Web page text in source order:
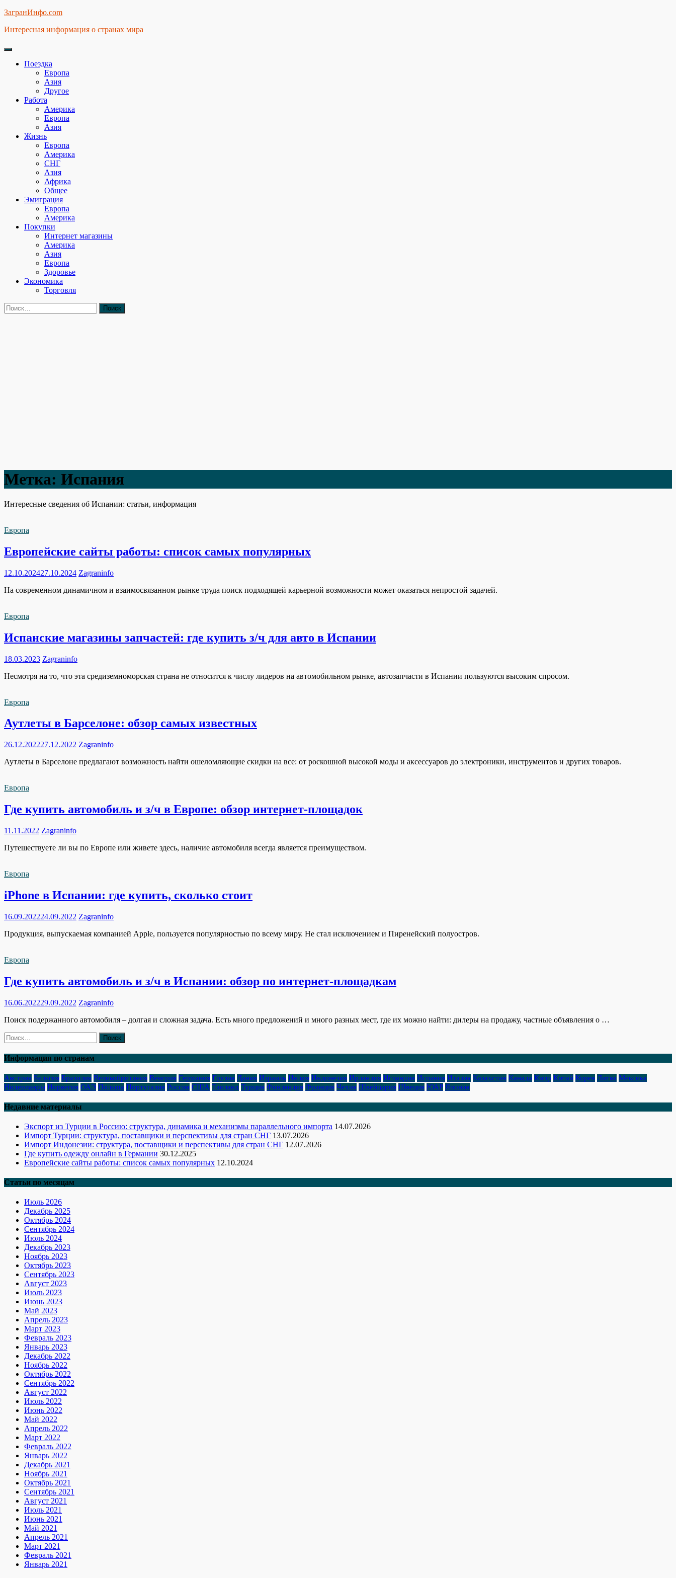
Skip
content
ЗагранИнфо.com
Интересная информация о странах мира
Поездка
Европа
Азия
Другое
Работа
Америка
Европа
Азия
Жизнь
Европа
Америка
СНГ
Азия
Африка
Общее
Эмиграция
Европа
Америка
Покупки
Интернет магазины
Америка
Азия
Европа
Здоровье
Экономика
Торговля
Найти:
Метка: Испания
Интересные сведения об Испании: статьи, информация
Европа
Европейские сайты работы: список самых популярных
12.10.202427.10.2024 Zagraninfo
На современном динамичном и взаимосвязанном рынке труда поиск подходящей карьерной возможности может оказаться непростой задачей.
Европа
Испанские магазины запчастей: где купить з/ч для авто в Испании
18.03.2023 Zagraninfo
Несмотря на то, что эта средиземноморская страна не относится к числу лидеров на автомобильном рынке, автозапчасти в Испании пользуются высоким спросом.
Европа
Аутлеты в Барселоне: обзор самых известных
26.12.202227.12.2022 Zagraninfo
Аутлеты в Барселоне предлагают возможность найти ошеломляющие скидки на все: от роскошной высокой моды и аксессуаров до электроники, инструментов и других товаров.
Европа
Где купить автомобиль и з/ч в Европе: обзор интернет-площадок
11.11.2022 Zagraninfo
Путешествуете ли вы по Европе или живете здесь, наличие автомобиля всегда является преимуществом.
Европа
iPhone в Испании: где купить, сколько стоит
16.09.202224.09.2022 Zagraninfo
Продукция, выпускаемая компанией Apple, пользуется популярностью по всему миру. Не стал исключением и Пиренейский полуостров.
Европа
Где купить автомобиль и з/ч в Испании: обзор по интернет-площадкам
16.06.202229.09.2022 Zagraninfo
Поиск подержанного автомобиля – долгая и сложная задача. Есть много предложений и много разных мест, где их можно найти: дилеры на продажу, частные объявления о …
Найти:
Информация по странам
Австрия Бельгия Бразилия Великобритания Венгрия Германия Грузия Дания Израиль Индия Индонезия Ирландия Исландия Испания Италия Казахстан Канада Кипр Китай Корея Литва Мексика
Нидерланды Норвегия ОАЭ Польша Португалия Россия США Таиланд Турция Финляндия Франция Чехия Швейцария Швеция ЮАР Япония
Недавние материалы
Экспорт из Турции в Россию: структура, динамика и механизмы параллельного импорта 14.07.2026
Импорт Турции: структура, поставщики и перспективы для стран СНГ 13.07.2026
Импорт Индонезии: структура, поставщики и перспективы для стран СНГ 12.07.2026
Где купить одежду онлайн в Германии 30.12.2025
Европейские сайты работы: список самых популярных 12.10.2024
Статьи по месяцам
Июль 2026
Декабрь 2025
Октябрь 2024
Сентябрь 2024
Июль 2024
Декабрь 2023
Ноябрь 2023
Октябрь 2023
Сентябрь 2023
Август 2023
Июль 2023
Июнь 2023
Май 2023
Апрель 2023
Март 2023
Февраль 2023
Январь 2023
Декабрь 2022
Ноябрь 2022
Октябрь 2022
Сентябрь 2022
Август 2022
Июль 2022
Июнь 2022
Май 2022
Апрель 2022
Март 2022
Февраль 2022
Январь 2022
Декабрь 2021
Ноябрь 2021
Октябрь 2021
Сентябрь 2021
Август 2021
Июль 2021
Июнь 2021
Май 2021
Апрель 2021
Март 2021
Февраль 2021
Январь 2021